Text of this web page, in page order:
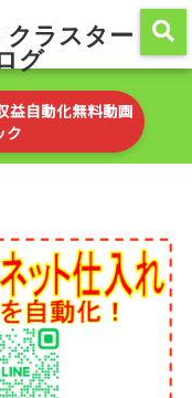
ラスター
グ
益自動化無料動画
ク